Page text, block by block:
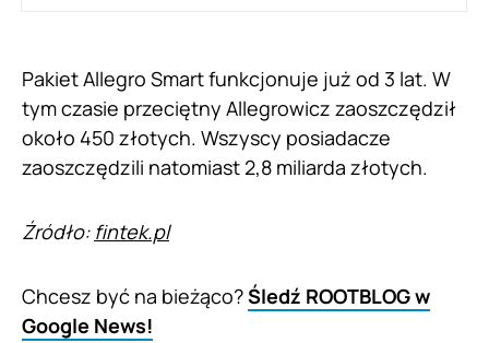
Pakiet Allegro Smart funkcjonuje już od 3 lat. W
tym czasie przeciętny Allegrowicz zaoszczędził
około 450 złotych. Wszyscy posiadacze
zaoszczędzili natomiast 2,8 miliarda złotych.
Źródło: fintek.pl
Chcesz być na bieżąco?Śledź ROOTBLOG w
Google News!